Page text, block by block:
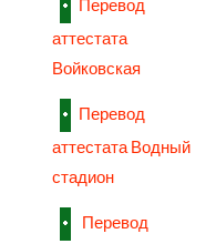
Перевод
аттестата
Войковская
Перевод
аттестата Водный
стадион
Перевод